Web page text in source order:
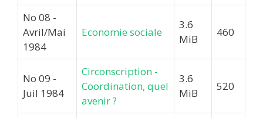
No 08 -
Avril/Mai
1984
Economie sociale
3.6
MiB
460
No 09 -
Juil 1984
Circonscription -
Coordination, quel
avenir ?
3.6
MiB
520